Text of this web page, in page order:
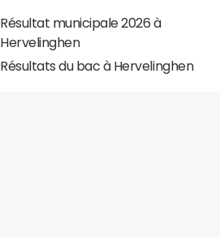
Résultat municipale 2026 à
Hervelinghen
Résultats du bac à Hervelinghen